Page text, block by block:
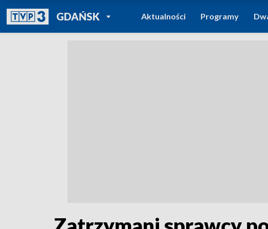
GDAŃSKPOWRÓT DO
TVP REGIONY
Aktualności Programy